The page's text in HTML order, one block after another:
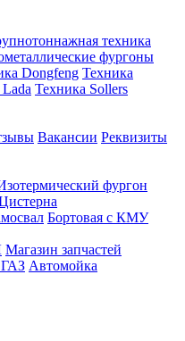
техника
фургоны
Dongfeng Техника
Техника Sollers
Вакансии Реквизиты
фургон
Бортовая с КМУ
Магазин запчастей
ГАЗ Автомойка